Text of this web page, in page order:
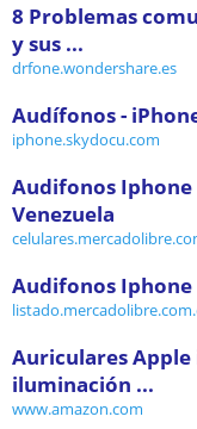
8 Problemas
y sus ...
drfone.wondershare.es
Audífonos -
iphone.skydocu.com
Audifonos
Venezuela
Audifonos
Auriculares
iluminación ...
www.amazon.com